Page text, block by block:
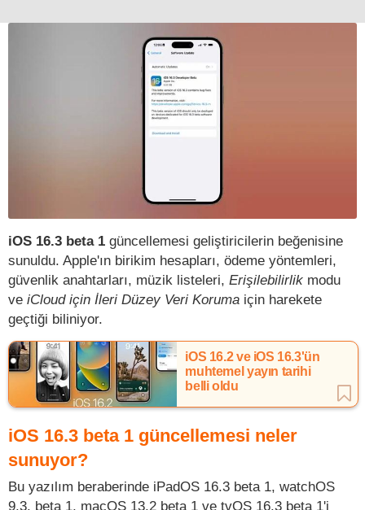
iOS 16.3 beta 1 güncellemesi geliştiricilerin beğenisine
sunuldu. Apple'ın birikim hesapları, ödeme yöntemleri,
güvenlik anahtarları, müzik listeleri, Erişilebilirlik modu
ve iCloud için İleri Düzey Veri Koruma için harekete
geçtiği biliniyor.
iOS 16.2 ve iOS 16.3'ün
muhtemel yayın tarihi
belli oldu
iOS 16.3 beta 1 güncellemesi neler
sunuyor?
Bu yazılım beraberinde iPadOS 16.3 beta 1, watchOS
9.3. beta 1, macOS 13.2 beta 1 ve tvOS 16.3 beta 1'i